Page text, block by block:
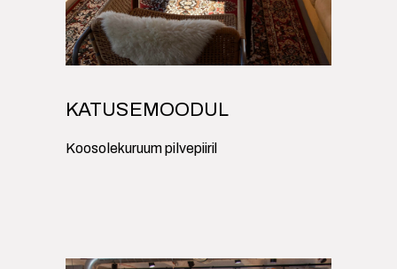
KATUSEMOODUL
Koosolekuruum pilvepiiril